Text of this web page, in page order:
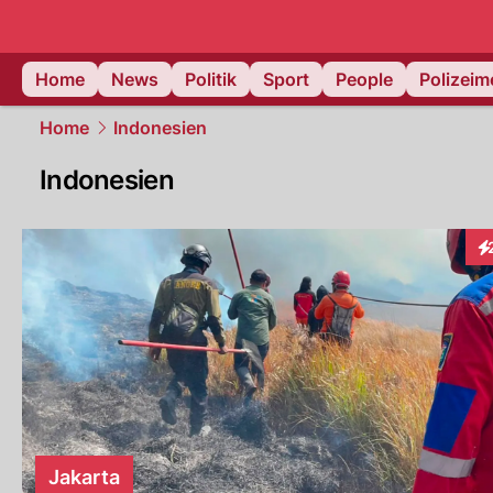
Home
News Politik Sport People
Home Indonesien
Indonesien
Jakarta